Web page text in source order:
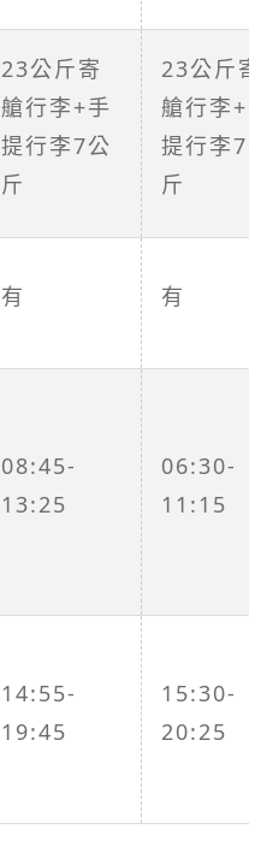
23公斤寄
艙行李+手
提行李7公
斤
23公斤
艙行李+
提行李7
斤
有 有
08:45-
13:25
06:30-
11:15
14:55-
19:45
15:30-
20:25